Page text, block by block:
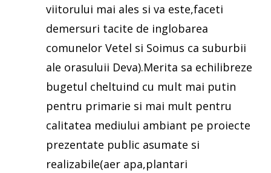
viitorului mai ales si va este,faceti
demersuri tacite de inglobarea
comunelor Vetel si Soimus ca suburbii
ale orasuluii Deva).Merita sa echilibreze
bugetul cheltuind cu mult mai putin
pentru primarie si mai mult pentru
calitatea mediului ambiant pe proiecte
prezentate public asumate si
realizabile(aer apa,plantari